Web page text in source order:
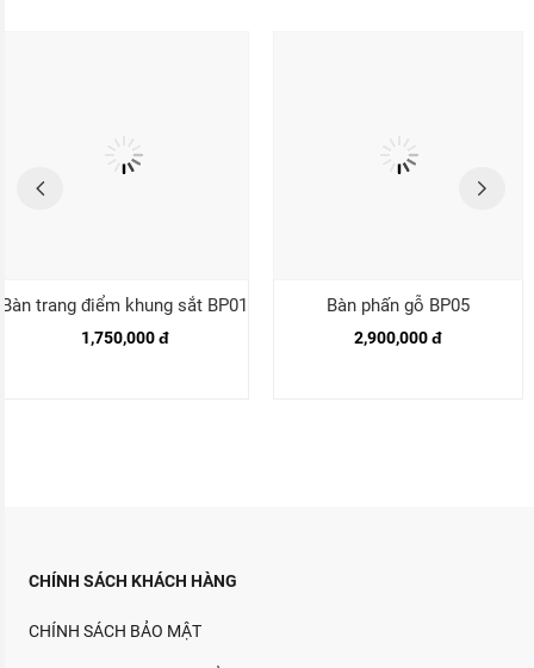
Bàn trang điểm khung sắt BP01
1,750,000 đ
Bàn phấn gỗ BP05
2,900,000 đ
CHÍNH SÁCH KHÁCH HÀNG
CHÍNH SÁCH BẢO MẬT